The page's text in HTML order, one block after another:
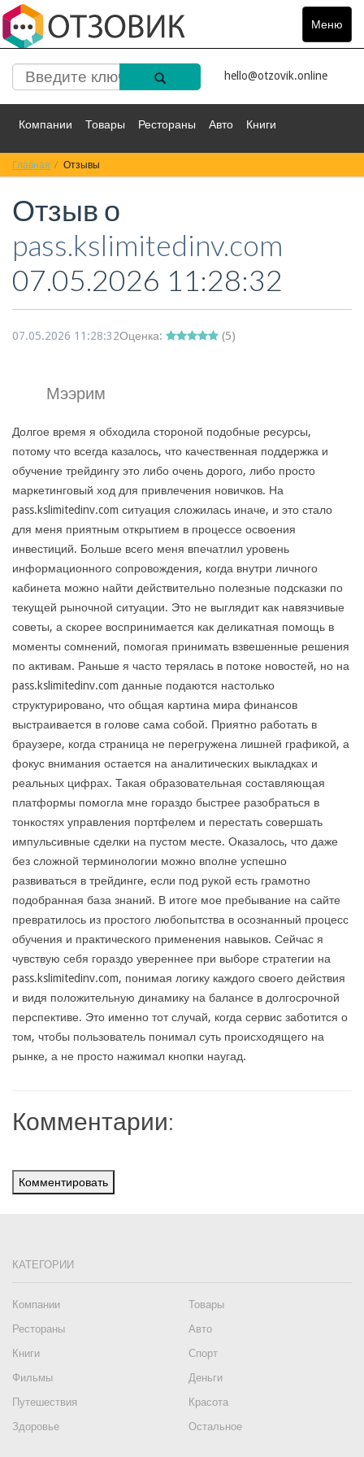
Меню
Toggle
hello@otzovik.online
Компании Товары Рестораны Авто Книги
Спорт Фильмы
Красота Здоровье
Главная Отзывы
Отзыв о
pass.kslimitedinv.com
07.05.2026 11:28:32
07.05.2026 11:28:32Оценка: (5)
Мээрим
Долгое время я обходила стороной подобные ресурсы,
потому что всегда казалось, что качественная поддержка и
обучение трейдингу это либо очень дорого, либо просто
маркетинговый ход для привлечения новичков. На
pass.kslimitedinv.com ситуация сложилась иначе, и это стало
для меня приятным открытием в процессе освоения
инвестиций. Больше всего меня впечатлил уровень
информационного сопровождения, когда внутри личного
кабинета можно найти действительно полезные подсказки по
текущей рыночной ситуации. Это не выглядит как навязчивые
советы, а скорее воспринимается как деликатная помощь в
моменты сомнений, помогая принимать взвешенные решения
по активам. Раньше я часто терялась в потоке новостей, но на
pass.kslimitedinv.com данные подаются настолько
структурировано, что общая картина мира финансов
выстраивается в голове сама собой. Приятно работать в
браузере, когда страница не перегружена лишней графикой, а
фокус внимания остается на аналитических выкладках и
реальных цифрах. Такая образовательная составляющая
платформы помогла мне гораздо быстрее разобраться в
тонкостях управления портфелем и перестать совершать
импульсивные сделки на пустом месте. Оказалось, что даже
без сложной терминологии можно вполне успешно
развиваться в трейдинге, если под рукой есть грамотно
подобранная база знаний. В итоге мое пребывание на сайте
превратилось из простого любопытства в осознанный процесс
обучения и практического применения навыков. Сейчас я
чувствую себя гораздо увереннее при выборе стратегии на
pass.kslimitedinv.com, понимая логику каждого своего действия
и видя положительную динамику на балансе в долгосрочной
перспективе. Это именно тот случай, когда сервис заботится о
том, чтобы пользователь понимал суть происходящего на
рынке, а не просто нажимал кнопки наугад.
Комментарии:
Комментировать
КАТЕГОРИИ
Компании
Товары
Рестораны
Авто
Книги
Спорт
Фильмы
Деньги
Путешествия
Красота
Здоровье
Остальное